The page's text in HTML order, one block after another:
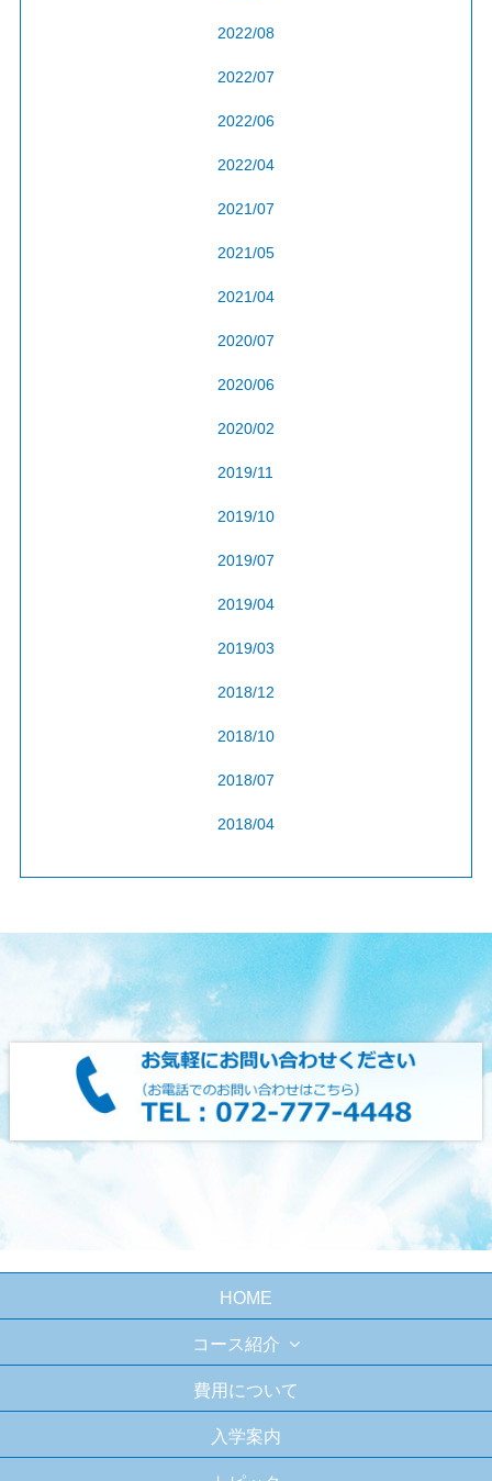
2022/08
2022/07
2022/06
2022/04
2021/07
2021/05
2021/04
2020/07
2020/06
2020/02
2019/11
2019/10
2019/07
2019/04
2019/03
2018/12
2018/10
2018/07
2018/04
HOME
コース紹介
費用について
入学案内